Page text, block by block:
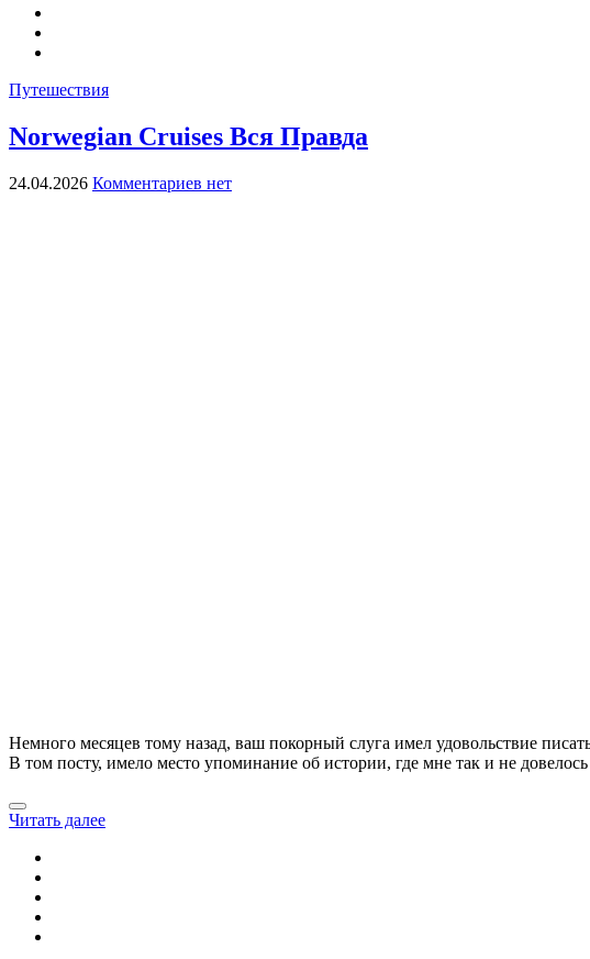
Путешествия
Norwegian Cruises Вся Правда
24.04.2026 Комментариев нет
Немного месяцев тому назад, ваш покорный слуга имел удовольствие
В том посту, имело место упоминание об истории, где мне так и не
Читать далее